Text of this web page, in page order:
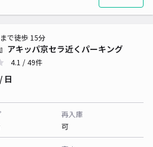
アキッパ京セラ近くパーキング
で徒歩 15分
4.1 / 49件
/ 日
再入庫
可